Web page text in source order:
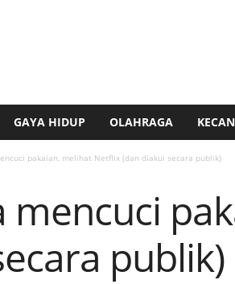
GAYA HIDUP OLAHRAGA
pakaian, melihat Netflix (dan diakui secara publik)
mencuci
publik)